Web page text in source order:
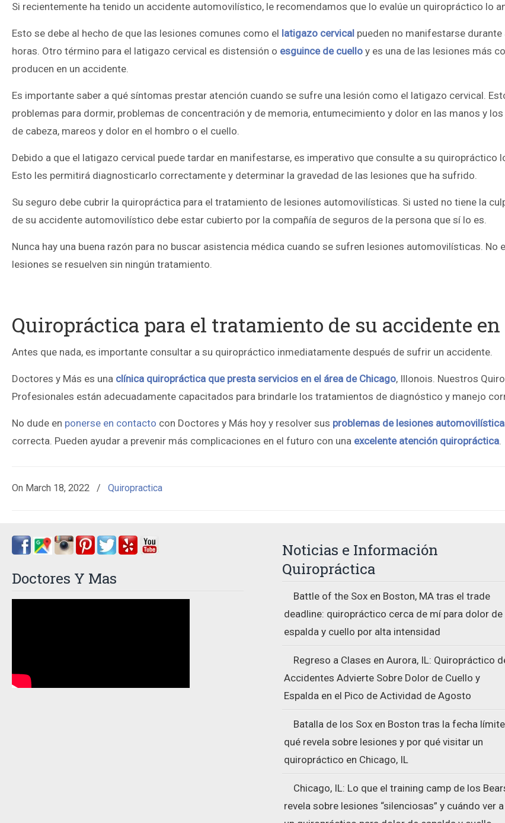
Si recientemente ha tenido un accidente automovilístico, le recomendamos que lo evalúe un quiropráctico lo
Esto se debe al hecho de que las lesiones comunes como el latigazo cervical pueden no manifestarse
horas. Otro término para el latigazo cervical es distensión o esguince de cuello y es una de las lesiones más
producen en un accidente.
Es importante saber a qué síntomas prestar atención cuando se sufre una lesión como el latigazo cervical.
problemas para dormir, problemas de concentración y de memoria, entumecimiento y dolor en las manos y
de cabeza, mareos y dolor en el hombro o el cuello.
Debido a que el latigazo cervical puede tardar en manifestarse, es imperativo que consulte a su quiropráctico
Esto les permitirá diagnosticarlo correctamente y determinar la gravedad de las lesiones que ha sufrido.
Su seguro debe cubrir la quiropráctica para el tratamiento de lesiones automovilísticas. Si usted no tiene la
de su accidente automovilístico debe estar cubierto por la compañía de seguros de la persona que sí lo es.
Nunca hay una buena razón para no buscar asistencia médica cuando se sufren lesiones automovilísticas. No
lesiones se resuelven sin ningún tratamiento.
Quiropráctica para el tratamiento de su accidente en
Antes que nada, es importante consultar a su quiropráctico inmediatamente después de sufrir un accidente.
Doctores y Más es una clínica quiropráctica que presta servicios en el área de Chicago, Illonois. Nuestros
Profesionales están adecuadamente capacitados para brindarle los tratamientos de diagnóstico y manejo
No dude en ponerse en contacto con Doctores y Más hoy y resolver sus problemas de lesiones
correcta. Pueden ayudar a prevenir más complicaciones en el futuro con una excelente atención quiropráctica.
On March 18, 2022 / Quiropractica
Doctores Y Mas
Noticias e Información
Quiropráctica
Battle of the Sox en Boston, MA tras el trade
deadline: quiropráctico cerca de mí para dolor de
espalda y cuello por alta intensidad
Regreso a Clases en Aurora, IL: Quiropráctico
Accidentes Advierte Sobre Dolor de Cuello y
Espalda en el Pico de Actividad de Agosto
Batalla de los Sox en Boston tras la fecha
qué revela sobre lesiones y por qué visitar un
quiropráctico en Chicago, IL
Chicago, IL: Lo que el training camp de los
revela sobre lesiones “silenciosas” y cuándo ver a